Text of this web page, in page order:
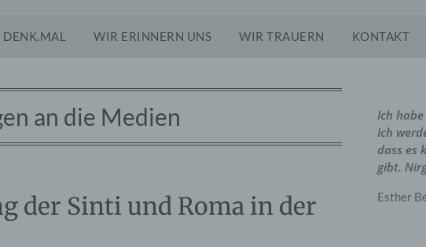
DENK.MAL WIR ERINNERN UNS WIR TRAUERN KONTAKT
an die Medien
der Sinti und Roma in der
Ich
Ich
dass es
gibt.
Esther